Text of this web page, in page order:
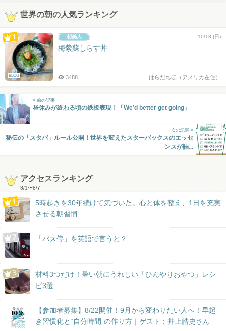
世界の朝の人気ランキング
BLOG
10/13 (日)
梅紫蘇しらす丼
はらだちほ（アメリカ在住）
3488
« 前の記事
昼休みが終わる頃の鉄板表現！「We’d better get going」
次の記事 »
秘伝の「スタバ」ルール公開！世界を変えたスターバックスのエッセ
ンスが詰...
アクセスランキング
8/1〜8/7
5時起きを30年続けて気づいた。心と体を整え、1日を充実
させる朝習慣
「バス停」を英語で言うと？
材料3つだけ！暑い朝にうれしい「ひんやりおやつ」レシ
ピ3選
【参加者募集】8/22開催！9月から変わりたい人へ！早起
き習慣化と“自分時間”の作り方｜ゲスト：井上皓史さん